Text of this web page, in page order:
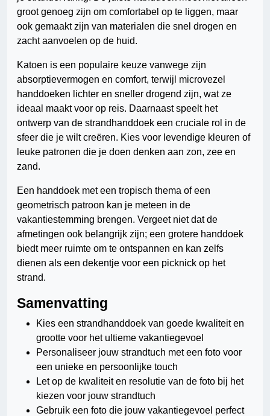
groot genoeg zijn om comfortabel op te liggen, maar
ook gemaakt zijn van materialen die snel drogen en
zacht aanvoelen op de huid.
Katoen is een populaire keuze vanwege zijn
absorptievermogen en comfort, terwijl microvezel
handdoeken lichter en sneller drogend zijn, wat ze
ideaal maakt voor op reis. Daarnaast speelt het
ontwerp van de strandhanddoek een cruciale rol in de
sfeer die je wilt creëren. Kies voor levendige kleuren of
leuke patronen die je doen denken aan zon, zee en
zand.
Een handdoek met een tropisch thema of een
geometrisch patroon kan je meteen in de
vakantiestemming brengen. Vergeet niet dat de
afmetingen ook belangrijk zijn; een grotere handdoek
biedt meer ruimte om te ontspannen en kan zelfs
dienen als een dekentje voor een picknick op het
strand.
Samenvatting
Kies een strandhanddoek van goede kwaliteit en
grootte voor het ultieme vakantiegevoel
Personaliseer jouw strandtuch met een foto voor
een unieke en persoonlijke touch
Let op de kwaliteit en resolutie van de foto bij het
kiezen voor jouw strandtuch
Gebruik een foto die jouw vakantiegevoel perfect